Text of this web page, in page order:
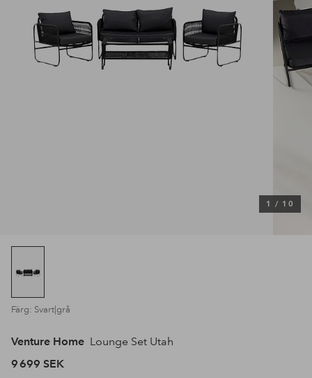
1 / 10
Färg: Svart|grå
Venture Home Lounge Set Utah
9 699 SEK